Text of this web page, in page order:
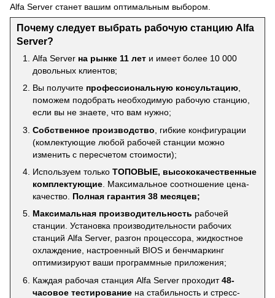
Alfa Server станет вашим оптимальным выбором.
Почему следует выбрать рабочую станцию Alfa
Server?
Alfa Server на рынке 11 лет и имеет более 10 000
довольных клиентов;
Вы получите профессиональную консультацию,
поможем подобрать необходимую рабочую станцию,
если вы не знаете, что вам нужно;
Собственное производство , гибкие конфигурации
(комлектующие любой рабочей станции можно
изменить с пересчетом стоимости);
Используем только ТОПОВЫЕ, высококачественные
комплектующие . Максимальное соотношение цена-
качество. Полная гарантия 38 месяцев;
Максимальная производительность рабочей
станции. Установка производительности рабочих
станций Alfa Server, разгон процессора, жидкостное
охлаждение, настроенный BIOS и бенчмаркинг
оптимизируют ваши программные приложения;
Каждая рабочая станция Alfa Server проходит48-
часовое тестирование на стабильность и стресс-